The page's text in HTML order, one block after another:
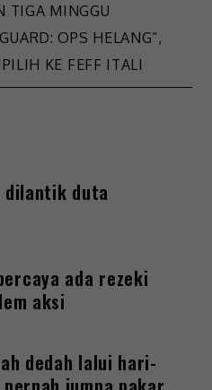
TIGA MINGGU
OPS HELANG”,
KE FEFF ITALI
dilantik duta
ada rezeki
aksi
dedah lalui hari-